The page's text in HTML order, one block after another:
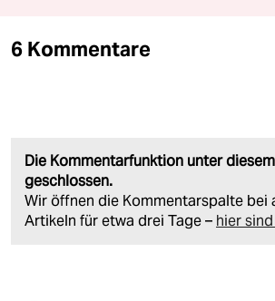
6 Kommentare
Die Kommentarfunktion unter
geschlossen.
Wir öffnen die Kommentarspalte bei
Artikeln für etwa drei Tage – hier